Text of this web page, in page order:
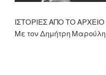
ΙΣΤΟΡΙΕΣ ΑΠΟ ΤΟ ΑΡΧΕΙΟ
Με τον Δημήτρη Μαρούλη